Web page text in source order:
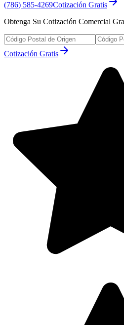
(786) 585-4269Cotización Gratis
Obtenga Su Cotización Comercial
Cotización Gratis